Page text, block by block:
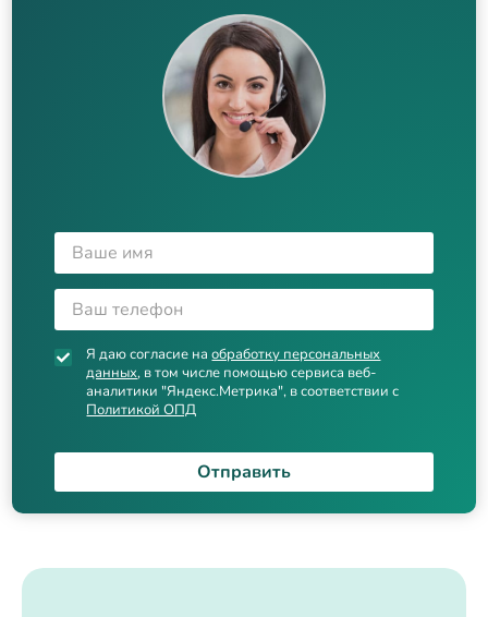
Я даю согласие наобработку персональных
данных, в том числе помощью сервиса веб-
аналитики "Яндекс.Метрика", в соответствии с
Политикой ОПД
Отправить